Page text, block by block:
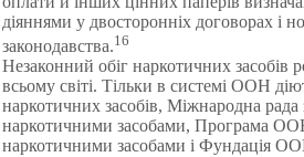
діяннями у двосторонніх договорах і
законодавства.16
Незаконний обіг наркотичних засобів
всьому світі. Тільки в системі ООН
наркотичних засобів, Міжнародна рада
наркотичними засобами, Програма
наркотичними засобами і Фундація